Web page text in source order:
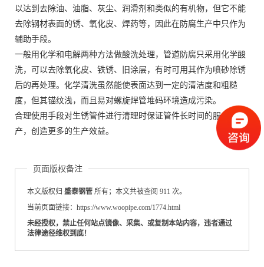
以达到去除油、油脂、灰尘、润滑剂和类似的有机物，但它不能
去除钢材表面的锈、氧化皮、焊药等，因此在防腐生产中只作为
辅助手段。
一般用化学和电解两种方法做酸洗处理，管道防腐只采用化学酸
洗，可以去除氧化皮、铁锈、旧涂层，有时可用其作为喷砂除锈
后的再处理。化学清洗虽然能使表面达到一定的清洁度和粗糙
度，但其锚纹浅，而且易对螺旋焊管堆码环境造成污染。
合理使用手段对生锈管件进行清理时保证管件长时间的服务于生
产，创造更多的生产效益。
页面版权备注
本文版权归 盛泰钢管 所有；本文共被查阅 911 次。
当前页面链接：https://www.woopipe.com/1774.html
未经授权，禁止任何站点镜像、采集、或复制本站内容，违者通过
法律途径维权到底！